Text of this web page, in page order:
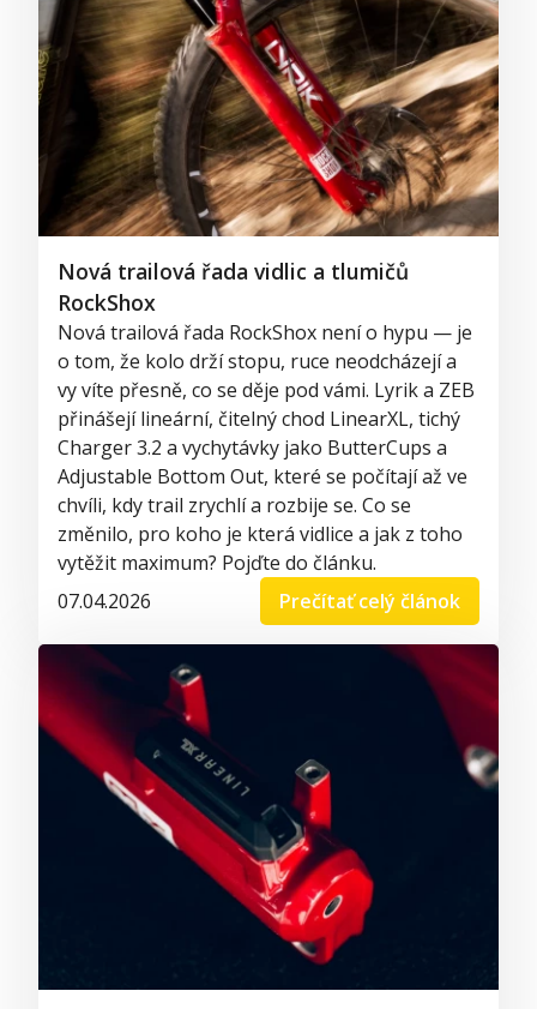
Nová trailová řada vidlic a tlumičů
RockShox
Nová trailová řada RockShox není o hypu — je
o tom, že kolo drží stopu, ruce neodcházejí a
vy víte přesně, co se děje pod vámi. Lyrik a ZEB
přinášejí lineární, čitelný chod LinearXL, tichý
Charger 3.2 a vychytávky jako ButterCups a
Adjustable Bottom Out, které se počítají až ve
chvíli, kdy trail zrychlí a rozbije se. Co se
změnilo, pro koho je která vidlice a jak z toho
vytěžit maximum? Pojďte do článku.
07.04.2026
Prečítať celý článok